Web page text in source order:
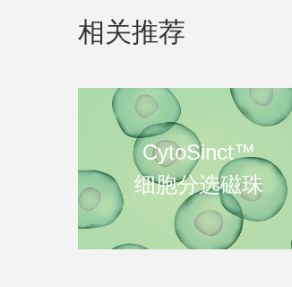
相关推荐
CytoSinct™
细胞分选磁珠